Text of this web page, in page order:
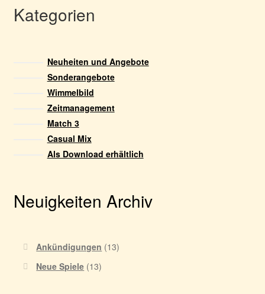
Kategorien
Neuheiten und Angebote
Sonderangebote
Wimmelbild
Zeitmanagement
Match 3
Casual Mix
Als Download erhältlich
Neuigkeiten Archiv
Ankündigungen (13)
Neue Spiele (13)